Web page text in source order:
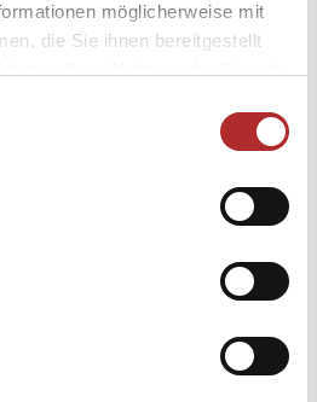
möglicherweise mit
die Sie ihnen bereitgestellt
Webseite weiterhin nutzen.